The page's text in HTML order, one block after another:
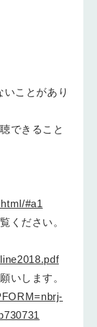
ことがあり
できること
#a1
ください。
いします。